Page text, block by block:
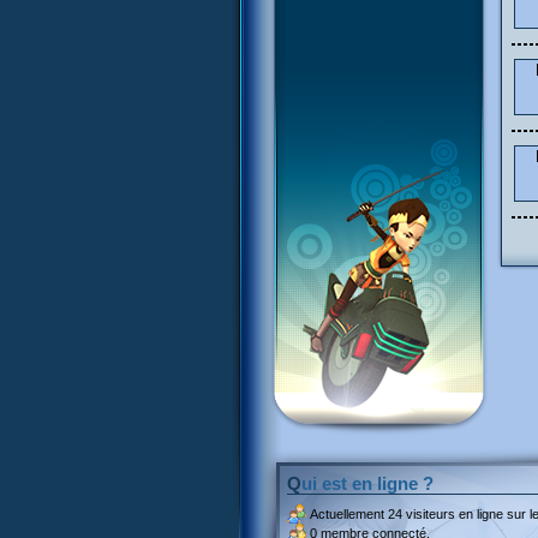
Qui est en ligne ?
Actuellement 24 visiteurs en ligne sur
0 membre connecté.